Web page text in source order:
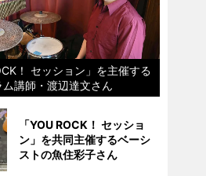
！ セッション」を主催する
講師・渡辺達文さん
「YOU ROCK！ セッショ
ン」を共同主催するベーシ
ストの魚住彩子さん